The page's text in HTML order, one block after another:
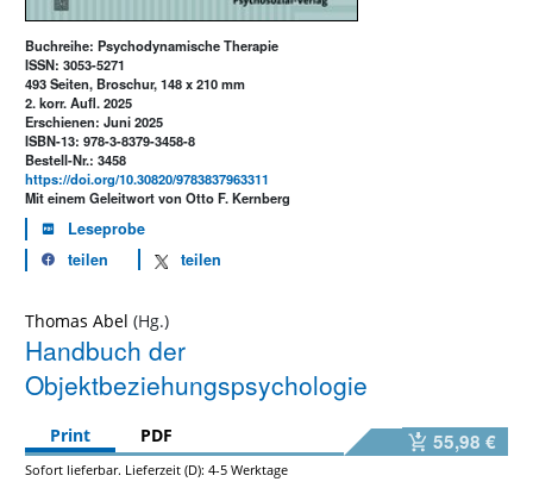
Buchreihe: Psychodynamische Therapie
ISSN: 3053-5271
493 Seiten, Broschur, 148 x 210 mm
2. korr. Aufl. 2025
Erschienen: Juni 2025
ISBN-13: 978-3-8379-3458-8
Bestell-Nr.: 3458
https://doi.org/10.30820/9783837963311
Mit einem Geleitwort von Otto F. Kernberg
Leseprobe
teilen
teilen
Thomas Abel
Handbuch der
Objektbeziehungspsychologie
Print PDF 55,98 €
Sofort lieferbar. Lieferzeit (D): 4-5 Werktage